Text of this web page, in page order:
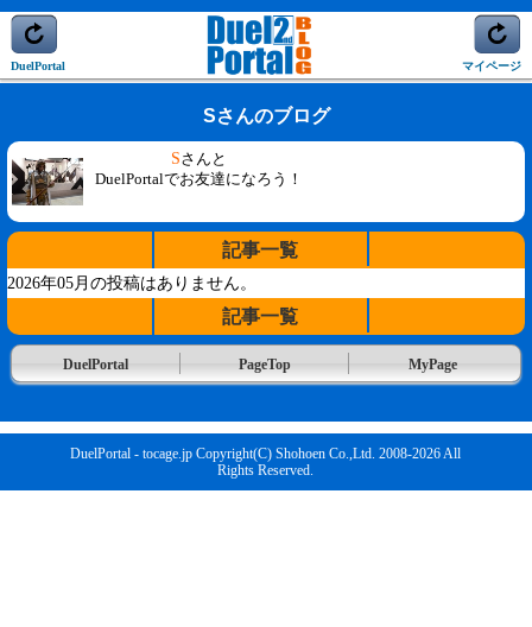
DuelPortal マイページ
Sさんのブログ
Sさんと
DuelPortalでお友達になろう！
記事一覧
2026年05月の投稿はありません。
記事一覧
DuelPortal PageTop MyPage
DuelPortal - tocage.jp Copyright(C) Shohoen Co.,Ltd. 2008-2026 All
Rights Reserved.